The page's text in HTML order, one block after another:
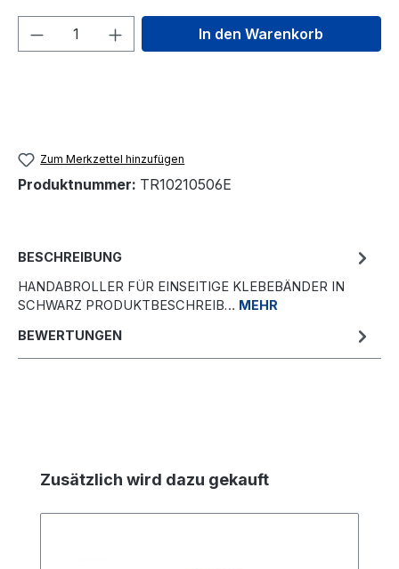
Produkt Anzahl: Gib denIn den Warenkorb
Zum Merkzettel hinzufügen
Produktnummer: TR10210506E
BESCHREIBUNG
HANDABROLLER FÜR EINSEITIGE KLEBEBÄNDER IN
SCHWARZ PRODUKTBESCHREIB… MEHR
BEWERTUNGEN
Produktgalerie überspringen
Zusätzlich wird dazu gekauft